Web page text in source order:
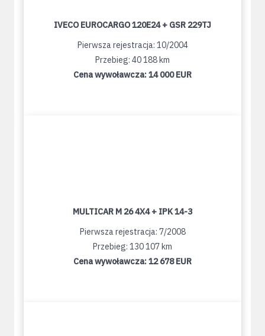
IVECO EUROCARGO 120E24 + GSR 229TJ
Pierwsza rejestracja: 10/2004
Przebieg: 40 188 km
Cena wywoławcza:14 000 EUR
MULTICAR M 26 4X4 + IPK 14-3
Pierwsza rejestracja: 7/2008
Przebieg: 130 107 km
Cena wywoławcza:12 678 EUR